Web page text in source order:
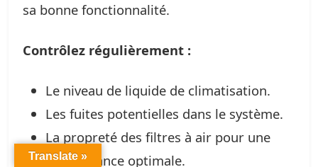
sa bonne fonctionnalité.
Contrôlez régulièrement :
Le niveau de liquide de climatisation.
Les fuites potentielles dans le système.
La propreté des filtres à air pour une
performance optimale.
Translate »